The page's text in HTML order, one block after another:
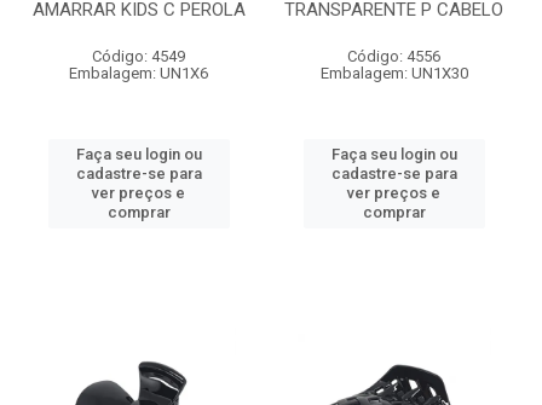
AMARRAR KIDS C PEROLA
Código: 4549
Embalagem: UN1X6
Faça seu login ou
cadastre-se para
ver preços e
comprar
TRANSPARENTE P CABELO
Código: 4556
Embalagem: UN1X30
Faça seu login ou
cadastre-se para
ver preços e
comprar